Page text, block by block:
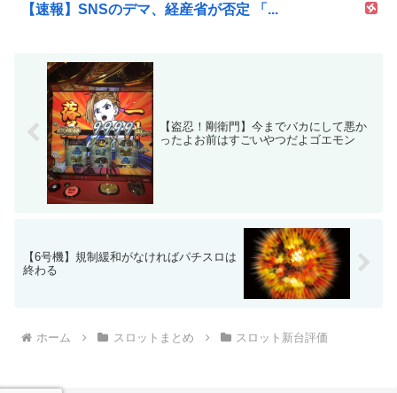
【速報】SNSのデマ、経産省が否定 「...
【盗忍！剛衛門】今までバカにして悪か
ったよお前はすごいやつだよゴエモン
【6号機】規制緩和がなければパチスロは
終わる
ホーム スロットまとめ スロット新台評価